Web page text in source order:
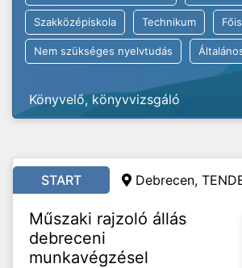
Szakközépiskola Technikum
Nem szükséges nyelvtudás
Könyvelő, könyvvizsgáló
START Debrecen,
Műszaki rajzoló állás
debreceni
munkavégzésel